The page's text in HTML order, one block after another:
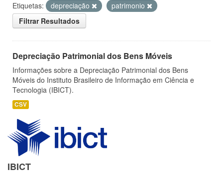
Etiquetas: depreciação
patrimonio
Filtrar Resultados
Depreciação Patrimonial dos Bens Móveis
Informações sobre a Depreciação Patrimonial dos Bens
Móveis do Instituto Brasileiro de Informação em Ciência e
Tecnologia (IBICT).
CSV
IBICT